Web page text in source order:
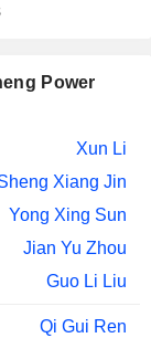
Power
Xun Li
Xiang Jin
Yong Xing Sun
Jian Yu Zhou
Guo Li Liu
Qi Gui Ren